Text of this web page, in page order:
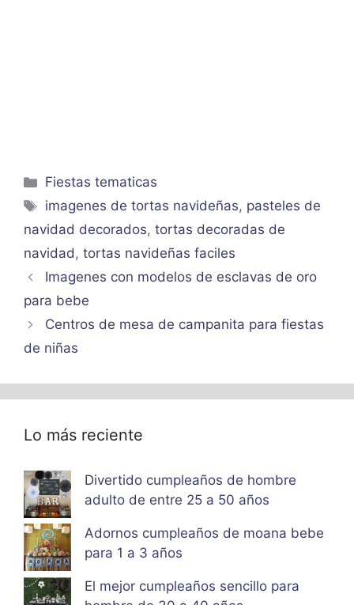
Categorías
Fiestas tematicas
Etiquetas
imagenes de tortas navideñas, pasteles de
navidad decorados, tortas decoradas de
navidad, tortas navideñas faciles
Imagenes con modelos de esclavas de oro
para bebe
Centros de mesa de campanita para fiestas
de niñas
Lo más reciente
Divertido cumpleaños de hombre
adulto de entre 25 a 50 años
Adornos cumpleaños de moana bebe
para 1 a 3 años
El mejor cumpleaños sencillo para